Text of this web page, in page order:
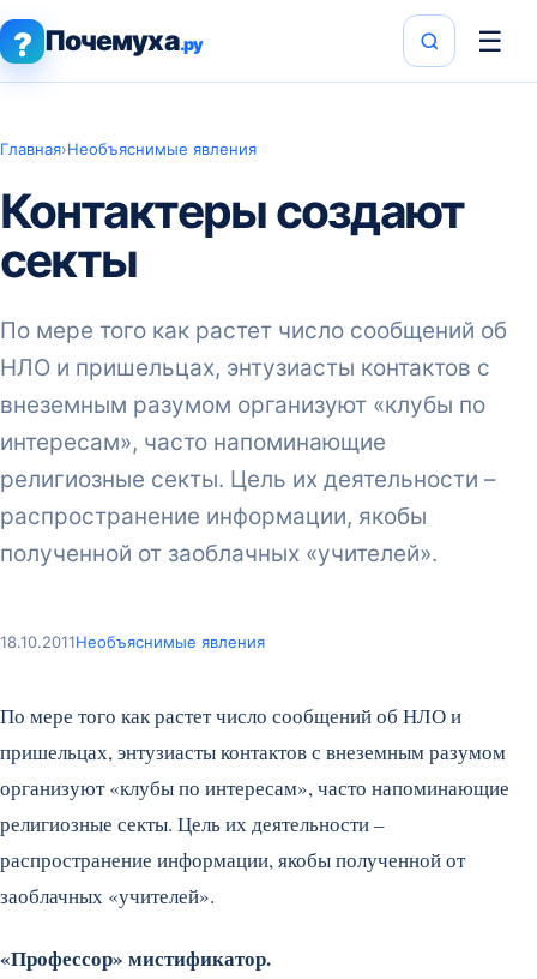
? Почемуха.ру ☰
Главная›Необъяснимые явления
Контактеры создают
секты
По мере того как растет число сообщений об
НЛО и пришельцах, энтузиасты контактов с
внеземным разумом организуют «клубы по
интересам», часто напоминающие
религиозные секты. Цель их деятельности –
распространение информации, якобы
полученной от заоблачных «учителей».
18.10.2011Необъяснимые явления
По мере того как растет число сообщений об НЛО и
пришельцах, энтузиасты контактов с внеземным разумом
организуют «клубы по интересам», часто напоминающие
религиозные секты. Цель их деятельности –
распространение информации, якобы полученной от
заоблачных «учителей».
«Профессор» мистификатор.